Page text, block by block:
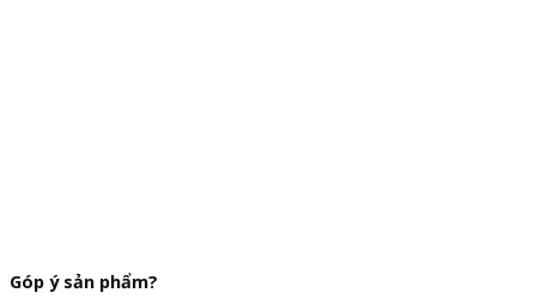
Góp ý sản phẩm?